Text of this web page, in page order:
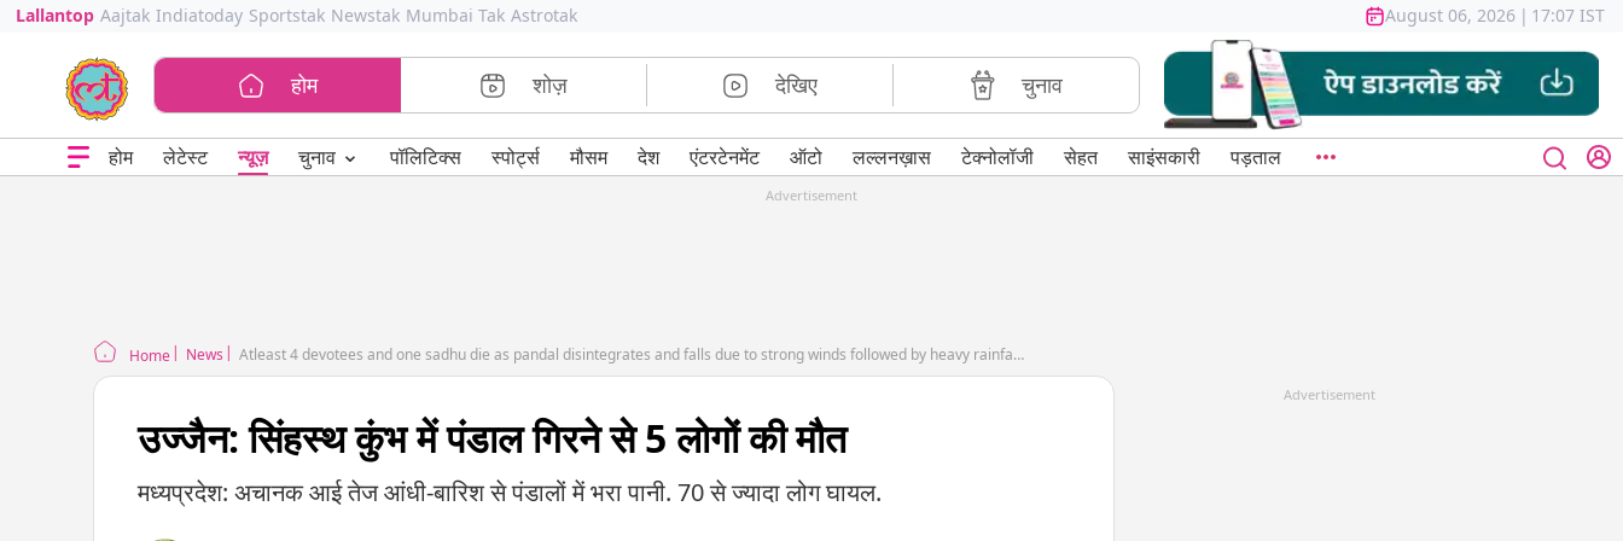
Lallantop Aajtak Indiatoday Sportstak Newstak Mumbai Tak Astrotak August 06, 2026 | 17:07 IST
होम शोज़ देखिए चुनाव
होम लेटेस्ट न्यूज़ चुनाव ⌄ पॉलिटिक्स स्पोर्ट्स मौसम देश एंटरटेनमेंट ऑटो लल्लनख़ास टेक्नोलॉजी सेहत साइंसकारी पड़ताल
Advertisement
Home News Atleast 4 devotees and one sadhu die as pandal disintegrates and falls due to strong winds followed by heavy rainfall at Simhasth Kumbh2016, MP
उज्जैन: सिंहस्थ कुंभ में पंडाल गिरने से 5 लोगों की मौत
मध्यप्रदेश: अचानक आई तेज आंधी-बारिश से पंडालों में भरा पानी. 70 से ज्यादा लोग घायल.
Advertisement